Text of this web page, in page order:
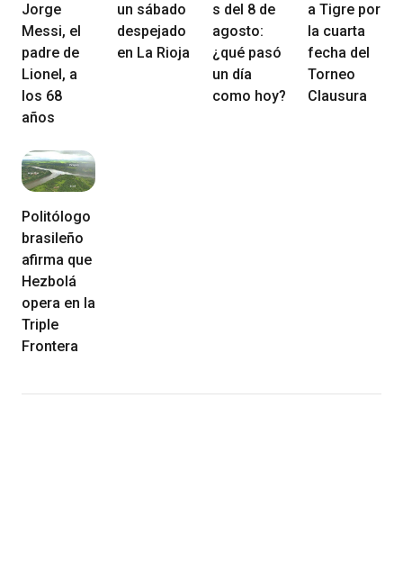
Jorge
Messi, el
padre de
Lionel, a
los 68
años
un sábado
despejado
en La Rioja
s del 8 de
agosto:
¿qué pasó
un día
como hoy?
a Tigre por
la cuarta
fecha del
Torneo
Clausura
Politólogo
brasileño
afirma que
Hezbolá
opera en la
Triple
Frontera